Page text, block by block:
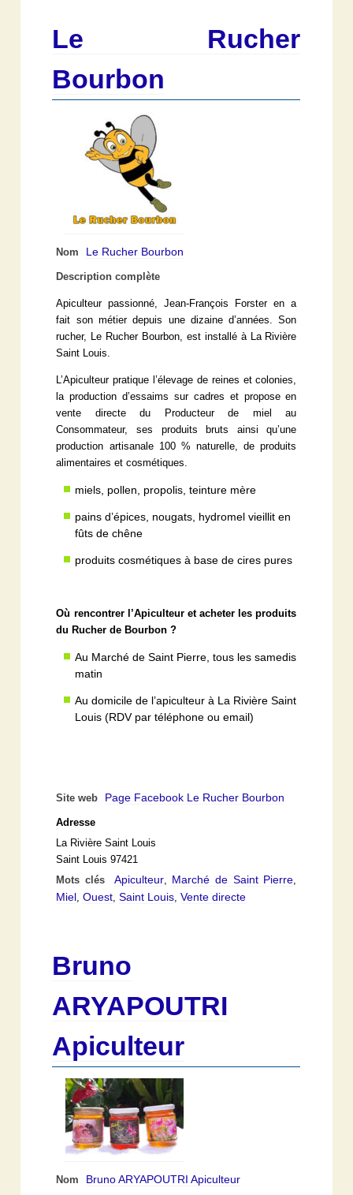
Le Rucher
Bourbon
Nom Le Rucher Bourbon
Description complète
Apiculteur passionné, Jean-François Forster en a
fait son métier depuis une dizaine d’années. Son
rucher, Le Rucher Bourbon, est installé à La Rivière
Saint Louis.
L’Apiculteur pratique l’élevage de reines et colonies,
la production d’essaims sur cadres et propose en
vente directe du Producteur de miel au
Consommateur, ses produits bruts ainsi qu’une
production artisanale 100 % naturelle, de produits
alimentaires et cosmétiques.
miels, pollen, propolis, teinture mère
pains d’épices, nougats, hydromel vieillit en
fûts de chêne
produits cosmétiques à base de cires pures
Où rencontrer l’Apiculteur et acheter les produits
du Rucher de Bourbon ?
Au Marché de Saint Pierre, tous les samedis
matin
Au domicile de l’apiculteur à La Rivière Saint
Louis (RDV par téléphone ou email)
Site web Page Facebook Le Rucher Bourbon
Adresse
La Rivière Saint Louis
Saint Louis 97421
Mots clés
Apiculteur, Marché de Saint Pierre
Miel ,Ouest ,Saint Louis ,Vente directe
Bruno
ARYAPOUTRI
Apiculteur
Nom Bruno ARYAPOUTRI Apiculteur